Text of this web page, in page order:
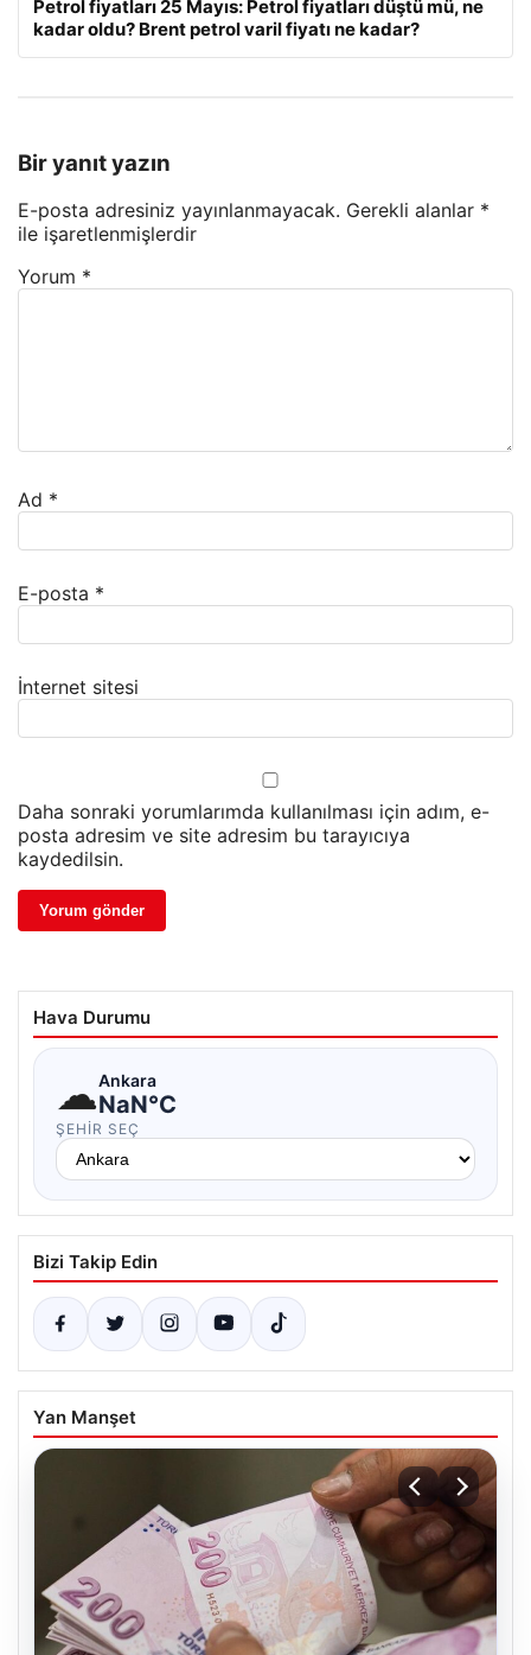
Petrol fiyatları 25 Mayıs: Petrol fiyatları düştü mü, ne
kadar oldu? Brent petrol varil fiyatı ne kadar?
Bir yanıt yazın
E-posta adresiniz yayınlanmayacak. Gerekli alanlar *
ile işaretlenmişlerdir
Yorum *
Ad *
E-posta *
İnternet sitesi
Daha sonraki yorumlarımda kullanılması için adım, e-
posta adresim ve site adresim bu tarayıcıya
kaydedilsin.
Hava Durumu
☁Ankara
NaN°C
ŞEHIR SEÇ
Bizi Takip Edin
Yan Manşet